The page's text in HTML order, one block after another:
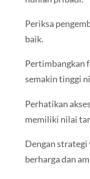
Periksa
baik.
Pertimbangkan
semakin tinggi
Perhatikan
memiliki nilai
Dengan strategi
berharga dan